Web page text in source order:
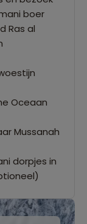
boer
Ras al
Oceaan
Mussanah
dorpjes in